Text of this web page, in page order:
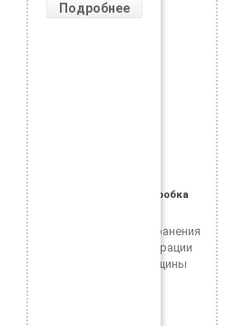
Подробнее
Лахта водяная пробка
Для быстрого устранения
протечек и фильтрации
воды через трещины